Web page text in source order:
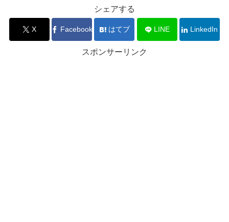
シェアする
X Facebook はてブ LINE LinkedIn
スポンサーリンク